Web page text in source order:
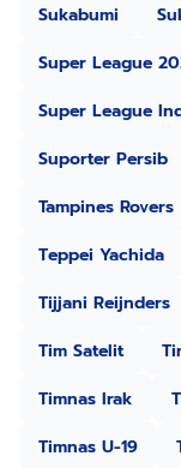
Sukabumi
Super League
Super League
Suporter Persib
Tampines Rovers
Teppei Yachida
Tijjani Reijnders
Tim Satelit
Timnas Irak
Timnas U-19